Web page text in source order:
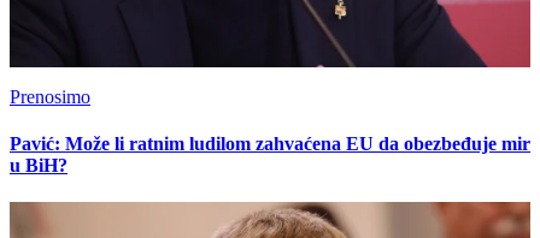
Prenosimo
Pavić: Može li ratnim ludilom zahvaćena EU da obezbeđuje mir
u BiH?